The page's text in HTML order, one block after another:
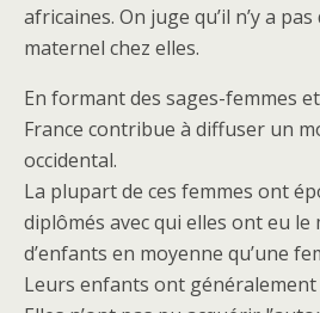
africaines. On juge qu’il n’y a
maternel chez elles.
En formant des sages-femmes
France contribue à diffuser un
occidental.
La plupart de ces femmes ont
diplômés avec qui elles ont eu le
d’enfants en moyenne qu’une
Leurs enfants ont généralement